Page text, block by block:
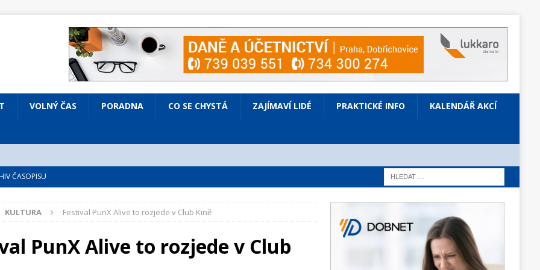
VOLNÝ ČAS PORADNA CO SE CHYSTÁ ZAJÍMAVÍ LIDÉ PRAKTICKÉ INFO KALENDÁŘ AKCÍ
ČASOPISU
VOLNÝ ČAS
Prodaná nevěsta
KULTURA
KULTURA Festival PunX Alive to rozjede v Club Kině
PunX Alive to rozjede v Club